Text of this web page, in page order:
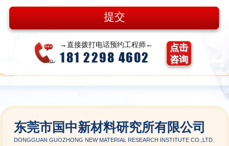
→直接拨打电话预约工程师←
181 2298 4602
点击
咨询
东莞市国中新材料研究所有限公司
DONGGUAN GUOZHONG NEW MATERIAL RESEARCH INSTITUTE CO.,LTD.